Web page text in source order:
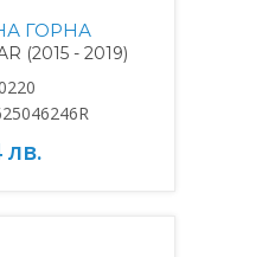
ГОРНА
(2015 - 2019)
лв.